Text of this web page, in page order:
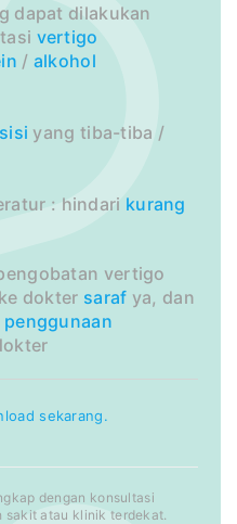
dapat dilakukan
vertigo
/ alkohol
yang tiba-tiba /
: hindari kurang
vertigo
dokter saraf ya, dan
penggunaan
sekarang.
dengan konsultasi
sakit atau klinik terdekat.